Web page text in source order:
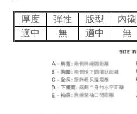
厚度 彈性 版型 內襯
適中
無 適中 無